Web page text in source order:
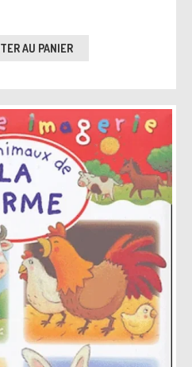
AU PANIER